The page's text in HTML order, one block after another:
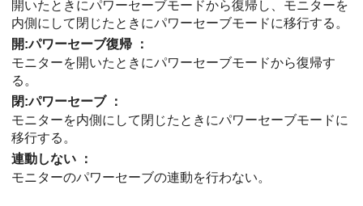
開いたときにパワーセーブモードから復帰し、モニターを
内側にして閉じたときにパワーセーブモードに移行する。
開:パワーセーブ復帰
：
モニターを開いたときにパワーセーブモードから復帰す
る。
閉:パワーセーブ
：
モニターを内側にして閉じたときにパワーセーブモードに
移行する。
連動しない
：
モニターのパワーセーブの連動を行わない。